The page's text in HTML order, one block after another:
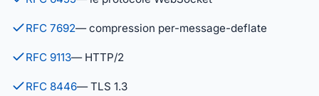
RFC 7692— compression per-message-deflate
RFC 9113— HTTP/2
RFC 8446— TLS 1.3